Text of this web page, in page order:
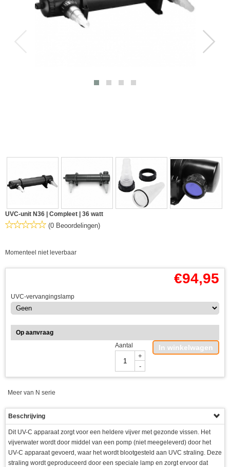
UVC-unit N36 | Compleet | 36 watt
(0 Beoordelingen)
Momenteel niet leverbaar
€94,95
UVC-vervangingslamp
Op aanvraag
Aantal
+
-
In winkelwagen
Meer van N serie
Beschrijving
Dit UV-C apparaat zorgt voor een heldere vijver met gezonde vissen. Het
vijverwater wordt door middel van een pomp (niet meegeleverd) door het
UV-C apparaat gevoerd, waar het wordt blootgesteld aan UVC straling. Deze
straling wordt geproduceerd door een speciale lamp en zorgt ervoor dat